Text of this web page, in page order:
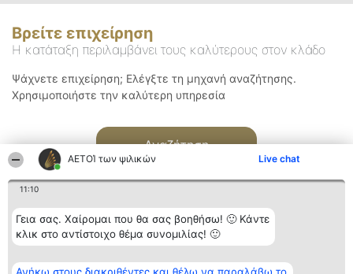
ΑΕΤΟΊ των ψιλικών Live chat
11:10
Γεια σας. Χαίρομαι που θα σας βοηθήσω! 🙂 Κάντε
κλικ στο αντίστοιχο θέμα συνομιλίας! 🙂
Βρείτε επιχείρηση
Η κατάταξη περιλαμβάνει τους καλύτερους στον κλάδο
Ψάχνετε επιχείρηση; Ελέγξτε τη μηχανή αναζήτησης.
Χρησιμοποιήστε την καλύτερη υπηρεσία
Αναζήτηση
Διοργανωτής της
κατάταξης
Κατάταξη
Διακριθέντες
Επικοινωνία
Επικοινωνία